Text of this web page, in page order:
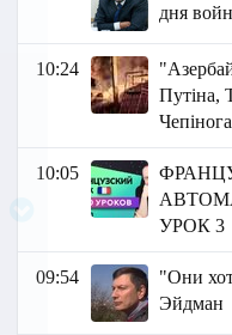
дня
10:24
Путіна,
Чепінога
10:05
УРОК 3
09:54
"Они
Эйдман